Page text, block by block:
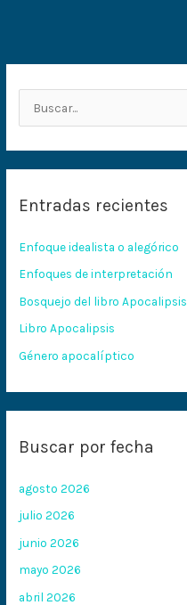
a
p
o
r
:
Entradas recientes
Enfoque idealista o alegórico
Enfoques de interpretación
Bosquejo del libro Apocalipsis
Libro Apocalipsis
Género apocalíptico
Buscar por fecha
agosto 2026
julio 2026
junio 2026
mayo 2026
abril 2026